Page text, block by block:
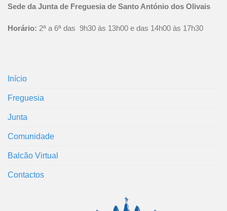
Sede da Junta de Freguesia de Santo António dos Olivais
Horário: 2ª a 6ª das 9h30 às 13h00 e das 14h00 às 17h30
Início
Freguesia
Junta
Comunidade
Balcão Virtual
Contactos